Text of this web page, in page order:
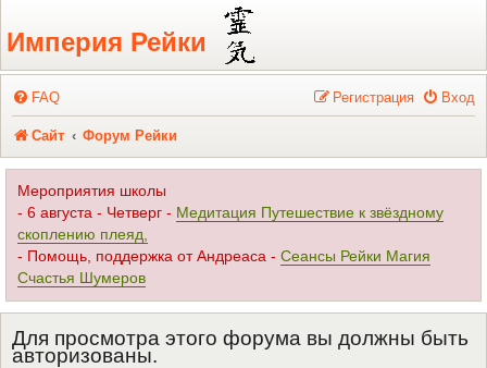
Регистрация
Империя Рейки
FAQ Вход
Регистрация
Сайт Форум Рейки
Мероприятия школы
- 6 августа - Четверг - Медитация Путешествие к звёздному
скоплению плеяд,
- Помощь, поддержка от Андреаса - Сеансы Рейки Магия
Счастья Шумеров
Для просмотра этого форума вы должны быть
авторизованы.